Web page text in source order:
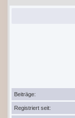
Beiträge:
Registriert seit: